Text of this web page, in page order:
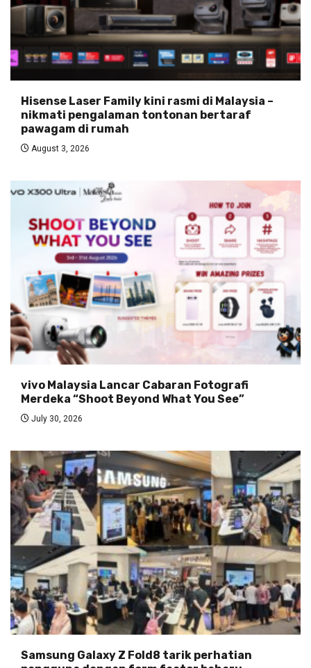
Hisense Laser Family kini rasmi di Malaysia –
nikmati pengalaman tontonan bertaraf
pawagam di rumah
August 3, 2026
vivo Malaysia Lancar Cabaran Fotografi
Merdeka “Shoot Beyond What You See”
July 30, 2026
Samsung Galaxy Z Fold8 tarik perhatian